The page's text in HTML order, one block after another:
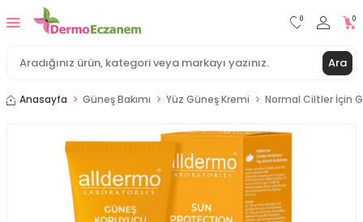
Ara
0 0
Anasayfa Güneş Bakımı Yüz Güneş Kremi Normal Ciltler İçin